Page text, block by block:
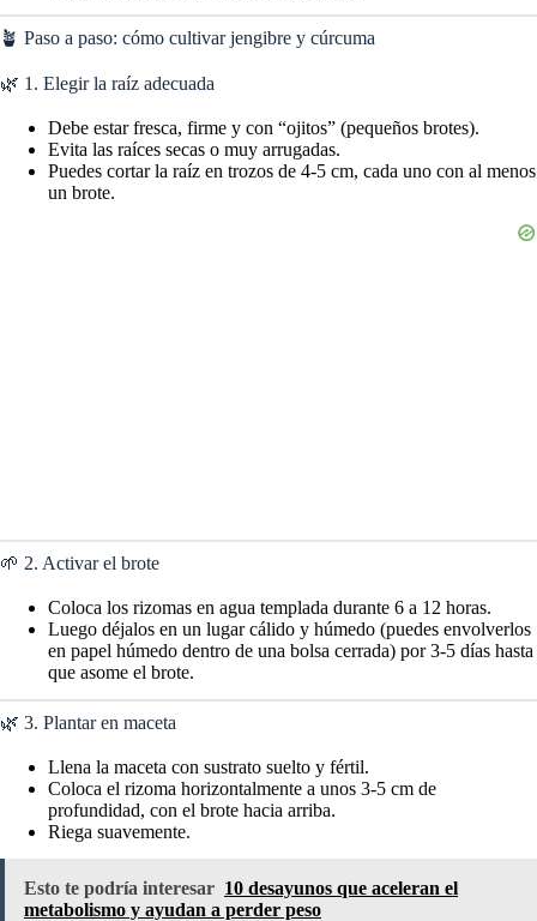
🪴 Paso a paso: cómo cultivar jengibre y cúrcuma
🌿 1. Elegir la raíz adecuada
Debe estar fresca, firme y con “ojitos” (pequeños brotes).
Evita las raíces secas o muy arrugadas.
Puedes cortar la raíz en trozos de 4-5 cm, cada uno con al menos
un brote.
🌱 2. Activar el brote
Coloca los rizomas en agua templada durante 6 a 12 horas.
Luego déjalos en un lugar cálido y húmedo (puedes envolverlos
en papel húmedo dentro de una bolsa cerrada) por 3-5 días hasta
que asome el brote.
🌿 3. Plantar en maceta
Llena la maceta con sustrato suelto y fértil.
Coloca el rizoma horizontalmente a unos 3-5 cm de
profundidad, con el brote hacia arriba.
Riega suavemente.
Esto te podría interesar 10 desayunos que aceleran el
metabolismo y ayudan a perder peso